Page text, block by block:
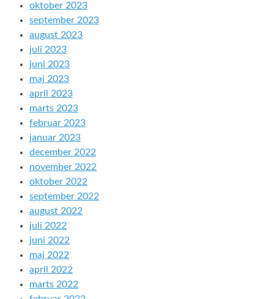
oktober 2023
september 2023
august 2023
juli 2023
juni 2023
maj 2023
april 2023
marts 2023
februar 2023
januar 2023
december 2022
november 2022
oktober 2022
september 2022
august 2022
juli 2022
juni 2022
maj 2022
april 2022
marts 2022